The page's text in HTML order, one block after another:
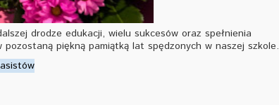
drodze edukacji, wielu sukcesów oraz spełnienia
piękną pamiątką lat spędzonych w naszej szkole.